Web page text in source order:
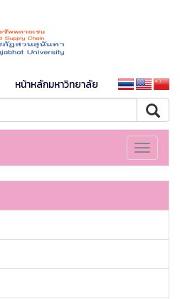
หน้าหลักมหาวิทยาลัย
Toggle